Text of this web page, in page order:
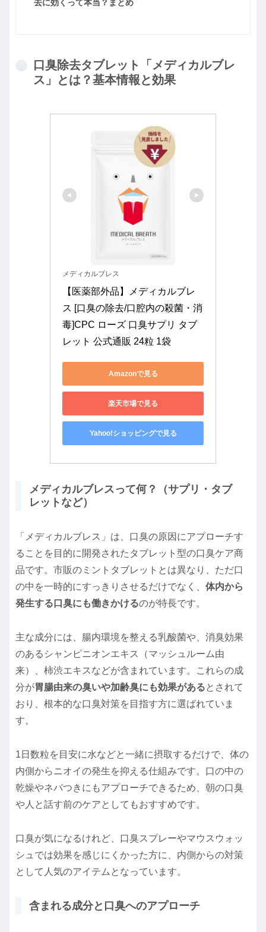
去に効くって本当？まとめ
口臭除去タブレット「メディカルブレ
ス」とは？基本情報と効果
メディカルブレス
【医薬部外品】メディカルブレ
ス [口臭の除去/口腔内の殺菌・消
毒]CPC ローズ 口臭サプリ タブ
レット 公式通販 24粒 1袋
Amazonで見る
楽天市場で見る
Yahoo!ショッピングで見る
メディカルブレスって何？（サプリ・タブ
レットなど）
「メディカルブレス」は、口臭の原因にアプローチす
ることを目的に開発されたタブレット型の口臭ケア商
品です。市販のミントタブレットとは異なり、ただ口
の中を一時的にすっきりさせるだけでなく、 体内から
発生する口臭にも働きかけるのが特長です。
主な成分には、腸内環境を整える乳酸菌や、消臭効果
のあるシャンピニオンエキス（マッシュルーム由
来）、柿渋エキスなどが含まれています。これらの成
分が胃腸由来の臭いや加齢臭にも効果があるとされて
おり、根本的な口臭対策を目指す方に選ばれていま
す。
1日数粒を目安に水などと一緒に摂取するだけで、体の
内側からニオイの発生を抑える仕組みです。口の中の
乾燥やネバつきにもアプローチできるため、朝の口臭
や人と話す前のケアとしてもおすすめです。
口臭が気になるけれど、口臭スプレーやマウスウォッ
シュでは効果を感じにくかった方に、内側からの対策
として人気のアイテムとなっています。
含まれる成分と口臭へのアプローチ